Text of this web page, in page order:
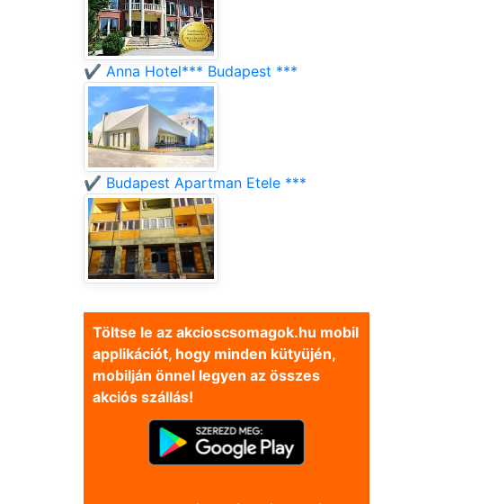
✔️ Anna Hotel*** Budapest ***
✔️ Budapest Apartman Etele ***
Töltse le az akcioscsomagok.hu mobil
applikációt, hogy minden kütyüjén,
mobilján önnel legyen az összes
akciós szállás!